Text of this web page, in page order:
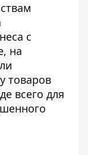
с
на
товаров
всего для